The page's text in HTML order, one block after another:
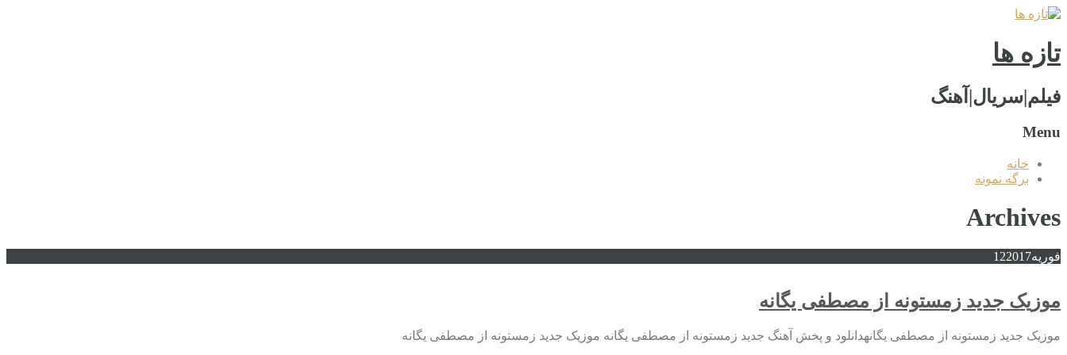
تازه ها
فیلم|سریال|آهنگ
Menu
خانه
برگه نمونه
Archives
فوریه 122017
موزیک جدید زمستونه از مصطفی یگانه
موزیک جدید زمستونه از مصطفی یگانهدانلود و پخش آهنگ جدید زمستونه از مصطفی یگانه موزیک جدید زمستونه از مصطفی یگانه